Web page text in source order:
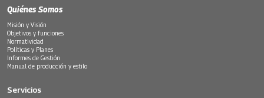
Quiénes Somos
Misión y Visión
Objetivos y funciones
Normatividad
Políticas y Planes
Informes de Gestión
Manual de producción y estilo
Servicios